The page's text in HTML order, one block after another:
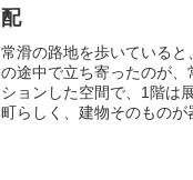
配
常滑の路地を歩いている
の途中で立ち寄ったのが
ションした空間で、1階は
町らしく、建物そのものが